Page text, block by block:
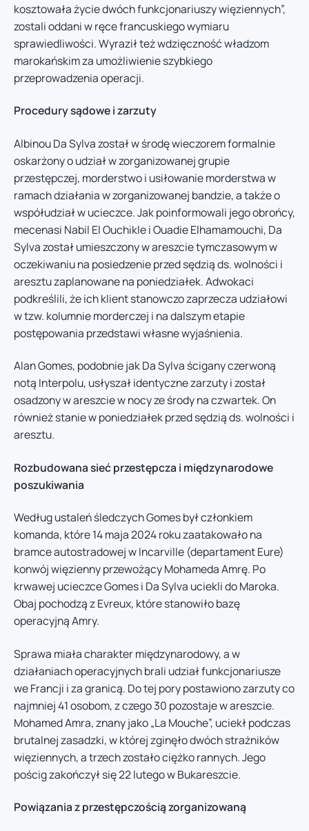
kosztowała życie dwóch funkcjonariuszy więziennych”,
zostali oddani w ręce francuskiego wymiaru
sprawiedliwości. Wyraził też wdzięczność władzom
marokańskim za umożliwienie szybkiego
przeprowadzenia operacji.
Procedury sądowe i zarzuty
Albinou Da Sylva został w środę wieczorem formalnie
oskarżony o udział w zorganizowanej grupie
przestępczej, morderstwo i usiłowanie morderstwa w
ramach działania w zorganizowanej bandzie, a także o
współudział w ucieczce. Jak poinformowali jego obrońcy,
mecenasi Nabil El Ouchikle i Ouadie Elhamamouchi, Da
Sylva został umieszczony w areszcie tymczasowym w
oczekiwaniu na posiedzenie przed sędzią ds. wolności i
aresztu zaplanowane na poniedziałek. Adwokaci
podkreślili, że ich klient stanowczo zaprzecza udziałowi
w tzw. kolumnie morderczej i na dalszym etapie
postępowania przedstawi własne wyjaśnienia.
Alan Gomes, podobnie jak Da Sylva ścigany czerwoną
notą Interpolu, usłyszał identyczne zarzuty i został
osadzony w areszcie w nocy ze środy na czwartek. On
również stanie w poniedziałek przed sędzią ds. wolności i
aresztu.
Rozbudowana sieć przestępcza i międzynarodowe
poszukiwania
Według ustaleń śledczych Gomes był członkiem
komanda, które 14 maja 2024 roku zaatakowało na
bramce autostradowej w Incarville (departament Eure)
konwój więzienny przewożący Mohameda Amrę. Po
krwawej ucieczce Gomes i Da Sylva uciekli do Maroka.
Obaj pochodzą z Evreux, które stanowiło bazę
operacyjną Amry.
Sprawa miała charakter międzynarodowy, a w
działaniach operacyjnych brali udział funkcjonariusze
we Francji i za granicą. Do tej pory postawiono zarzuty co
najmniej 41 osobom, z czego 30 pozostaje w areszcie.
Mohamed Amra, znany jako „La Mouche”, uciekł podczas
brutalnej zasadzki, w której zginęło dwóch strażników
więziennych, a trzech zostało ciężko rannych. Jego
pościg zakończył się 22 lutego w Bukareszcie.
Powiązania z przestępczością zorganizowaną